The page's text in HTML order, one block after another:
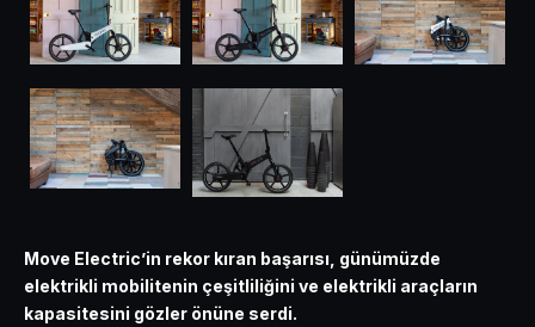
Move Electric’in rekor kıran başarısı, günümüzde
elektrikli mobilitenin çeşitliliğini ve elektrikli araçların
kapasitesini gözler önüne serdi.